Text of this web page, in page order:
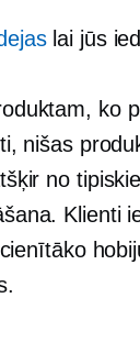
lai jūs
ko
nišas
no
Klienti